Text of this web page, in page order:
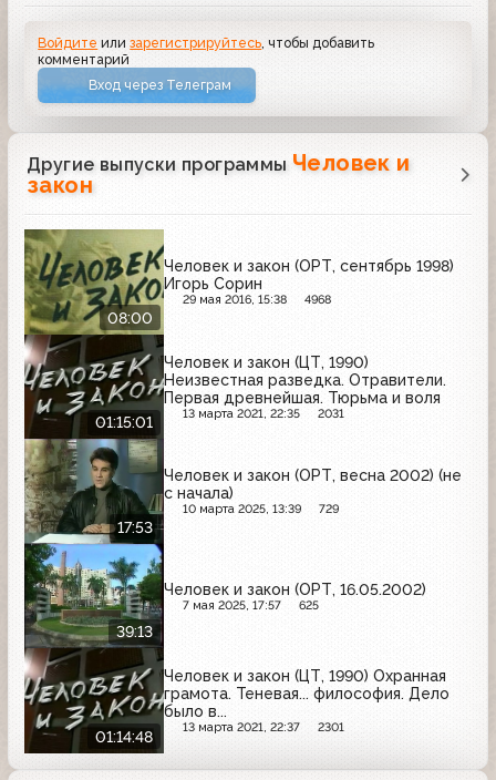
Войдите илизарегистрируйтесь , чтобы добавить
комментарий
Вход через Телеграм
Другие выпуски программы Человек и
закон
08:00
Человек и закон (ОРТ, сентябрь 1998)
Игорь Сорин
29 мая 2016, 15:38 4968
01:15:01
Человек и закон (ЦТ, 1990)
Неизвестная разведка. Отравители.
Первая древнейшая. Тюрьма и воля
13 марта 2021, 22:35 2031
17:53
Человек и закон (ОРТ, весна 2002) (не
с начала)
10 марта 2025, 13:39 729
39:13
Человек и закон (ОРТ, 16.05.2002)
7 мая 2025, 17:57 625
01:14:48
Человек и закон (ЦТ, 1990) Охранная
грамота. Теневая... философия. Дело
было в...
13 марта 2021, 22:37 2301